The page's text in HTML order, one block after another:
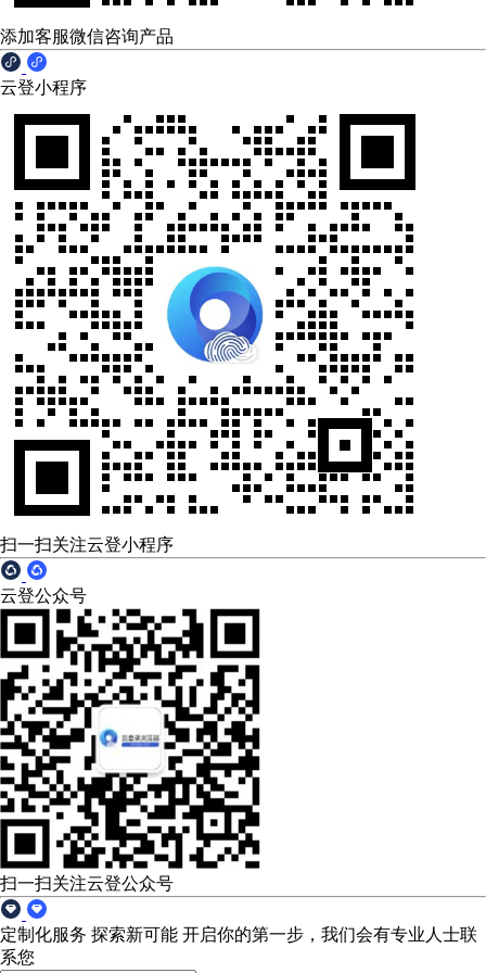
添加客服微信咨询产品
云登小程序
扫一扫关注云登小程序
云登公众号
扫一扫关注云登公众号
定制化服务 探索新可能 开启你的第一步，我们会有专业人士联
系您